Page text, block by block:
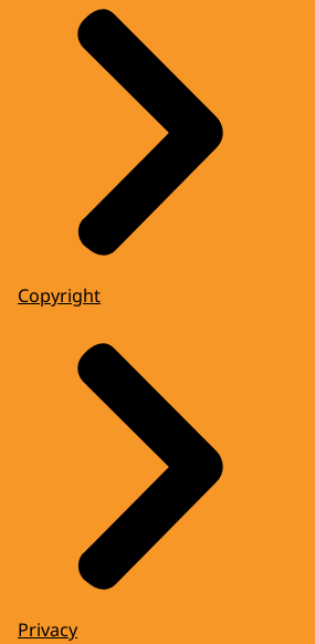
Copyright
Privacy